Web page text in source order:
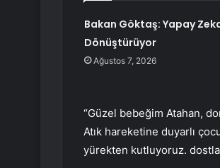
Bakan Göktaş: Yapay
Dönüştürüyor
Ağustos 7, 2026
“Güzel bebeğim Atahan,
Atık hareketine duyarlı
yürekten kutluyoruz.